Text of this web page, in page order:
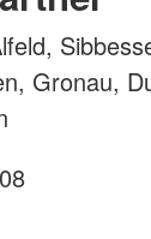
Gronau,